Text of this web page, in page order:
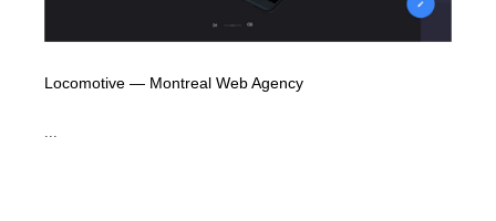
Locomotive — Montreal Web Agency